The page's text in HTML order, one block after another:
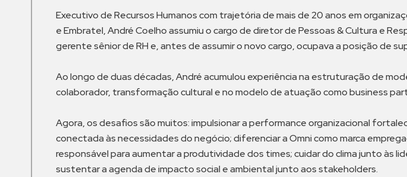
Executivo de Recursos Humanos com trajetória de mais de 20 anos em
e Embratel, André Coelho assumiu o cargo de diretor de Pessoas & Cultura e
gerente sênior de RH e, antes de assumir o novo cargo, ocupava a posição de
Ao longo de duas décadas, André acumulou experiência na estruturação de
colaborador, transformação cultural e no modelo de atuação como business
Agora, os desafios são muitos: impulsionar a performance organizacional
conectada às necessidades do negócio; diferenciar a Omni como marca
responsável para aumentar a produtividade dos times; cuidar do clima junto às
sustentar a agenda de impacto social e ambiental junto aos stakeholders.